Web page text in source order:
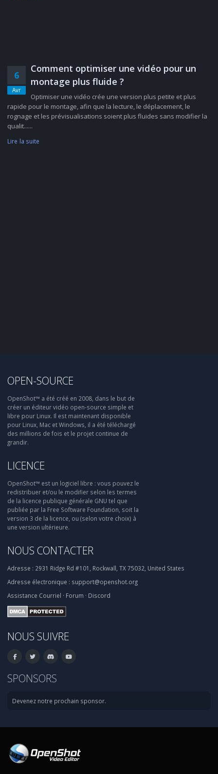
6
Avr
Comment optimiser une vidéo pour un
montage plus fluide ?
Optimiser une vidéo crée une version plus petite et plus
rapide pour le montage, afin que la lecture, le déplacement, le
rognage et les prévisualisations soient plus fluides sans modifier la
qualit......
Lire la suite
OPEN-SOURCE
OpenShot™ a été créé en 2008, dans le but de
créer un éditeur vidéo open-source simple et
libre pour Linux. Il est maintenant disponible
pour Linux, Mac et Windows, il a été téléchargé
des millions de fois et le projet continue de
grandir.
LICENCE
OpenShot™ est un logiciel libre : vous pouvez le
redistribuer et/ou le modifier selon les termes
de la licence publique générale GNU tel que
publiée par la Free Software Foundation, soit la
version 3 de la licence, ou (selon votre choix) à
une version ultérieure.
NOUS CONTACTER
Adresse : 2931 Ridge Rd #101, Rockwall, TX 75032, United States
Adresse électronique : support@openshot.org
Assistance Courriel · Forum · Discord
NOUS SUIVRE
SPONSORS
Devenez notre prochain sponsor.